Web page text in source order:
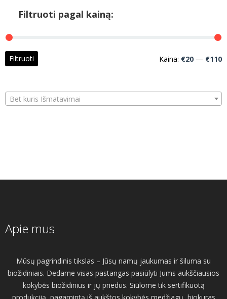
Filtruoti pagal kainą:
Filtruoti Kaina: €20 — €110
Bet kuris Išmatavimai
Apie mus
Mūsų pagrindinis tikslas – Jūsų namų jaukumas ir šiluma su
biožidiniais. Dedame visas pastangas pasiūlyti Jums aukščiausios
kokybės biožidinius ir jų priedus. Siūlome tik sertifikuotą